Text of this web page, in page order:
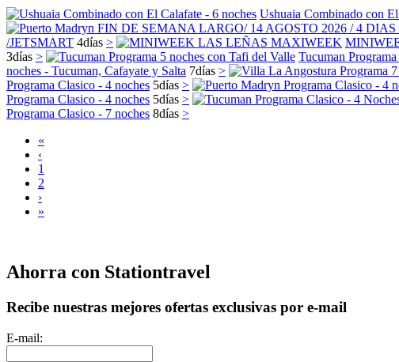
Ushuaia Combinado con
/JETSMART 4días >
3días > Tucuman
noches - Tucuman, Cafayate y Salta 7días >
Programa Clasico - 4 noches 5días >
Programa Clasico - 4 noches 5días >
Programa Clasico - 7 noches 8días >
«
‹
1
2
›
»
Ahorra con Stationtravel
Recibe nuestras mejores ofertas exclusivas por e-mail
E-mail: